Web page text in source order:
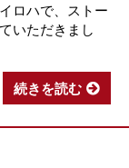
ロハで、ストー
いただきまし
続きを読む